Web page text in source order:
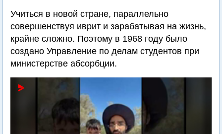
Учиться в новой стране, параллельно
совершенствуя иврит и зарабатывая на жизнь,
крайне сложно. Поэтому в 1968 году было
создано Управление по делам студентов при
министерстве абсорбции.